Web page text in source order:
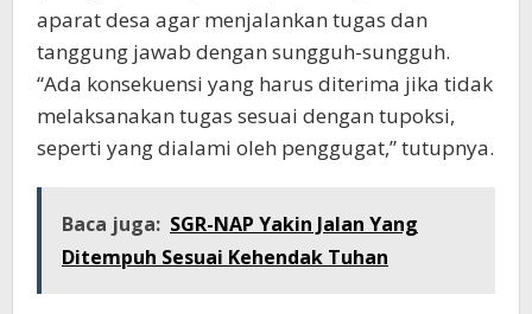
aparat desa agar menjalankan tugas dan
tanggung jawab dengan sungguh-sungguh.
“Ada konsekuensi yang harus diterima jika tidak
melaksanakan tugas sesuai dengan tupoksi,
seperti yang dialami oleh penggugat,” tutupnya.
Baca juga: SGR-NAP Yakin Jalan Yang
Ditempuh Sesuai Kehendak Tuhan